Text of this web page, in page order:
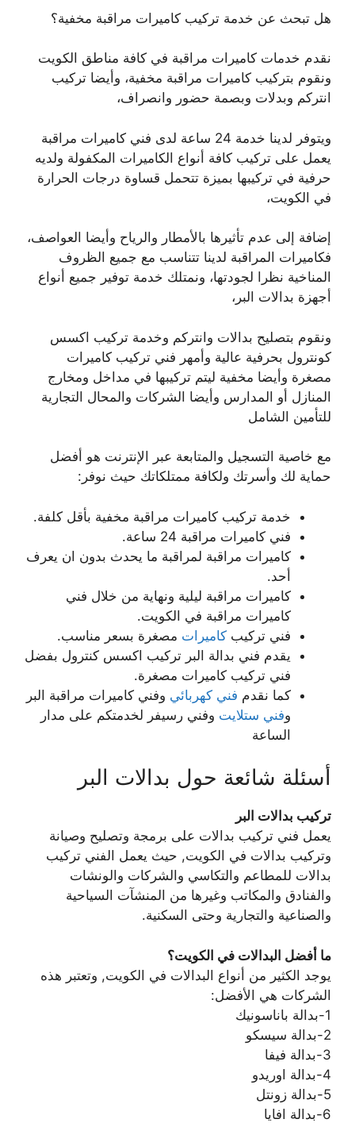
هل تبحث عن خدمة تركيب كاميرات مراقبة مخفية؟
نقدم خدمات كاميرات مراقبة في كافة مناطق الكويت
ونقوم بتركيب كاميرات مراقبة مخفية، وأيضا تركيب
انتركم وبدلات وبصمة حضور وانصراف،
ويتوفر لدينا خدمة 24 ساعة لدى فني كاميرات مراقبة
يعمل على تركيب كافة أنواع الكاميرات المكفولة ولديه
حرفية في تركيبها بميزة تتحمل قساوة درجات الحرارة
في الكويت،
إضافة إلى عدم تأثيرها بالأمطار والرياح وأيضا العواصف،
فكاميرات المراقبة لدينا تتناسب مع جميع الظروف
المناخية نظرا لجودتها، ونمتلك خدمة توفير جميع أنواع
أجهزة بدالات البر،
ونقوم بتصليح بدالات وانتركم وخدمة تركيب اكسس
كونترول بحرفية عالية وأمهر فني تركيب كاميرات
مصغرة وأيضا مخفية ليتم تركيبها في مداخل ومخارج
المنازل أو المدارس وأيضا الشركات والمحال التجارية
للتأمين الشامل
مع خاصية التسجيل والمتابعة عبر الإنترنت هو أفضل
حماية لك وأسرتك ولكافة ممتلكاتك حيث نوفر:
خدمة تركيب كاميرات مراقبة مخفية بأقل كلفة.
فني كاميرات مراقبة 24 ساعة.
كاميرات مراقبة لمراقبة ما يحدث بدون ان يعرف
أحد.
كاميرات مراقبة ليلية ونهاية من خلال فني
كاميرات مراقبة في الكويت.
فني تركيب كاميرات مصغرة بسعر مناسب.
يقدم فني بدالة البر تركيب اكسس كنترول بفضل
فني تركيب كاميرات مصغرة.
كما نقدم فني كهربائي وفني كاميرات مراقبة البر
وفني ستلايت وفني رسيفر لخدمتكم على مدار
الساعة
أسئلة شائعة حول بدالات البر
تركيب بدالات البر
يعمل فني تركيب بدالات على برمجة وتصليح وصيانة
وتركيب بدالات في الكويت, حيث يعمل الفني تركيب
بدالات للمطاعم والتكاسي والشركات والونشات
والفنادق والمكاتب وغيرها من المنشآت السياحية
والصناعية والتجارية وحتى السكنية.
ما أفضل البدالات في الكويت؟
يوجد الكثير من أنواع البدالات في الكويت, وتعتبر هذه
الشركات هي الأفضل:
1-بدالة باناسونيك
2-بدالة سيسكو
3-بدالة فيفا
4-بدالة اوريدو
5-بدالة زونتل
6-بدالة افايا